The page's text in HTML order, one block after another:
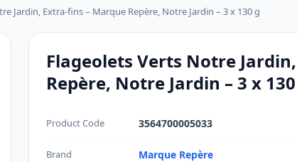
Jardin, Extra-fins – Marque Repère, Notre Jardin – 3 x 130 g
Flageolets Verts Notre
Repère, Notre Jardin – 3 x
Product Code 3564700005033
Brand Marque Repère